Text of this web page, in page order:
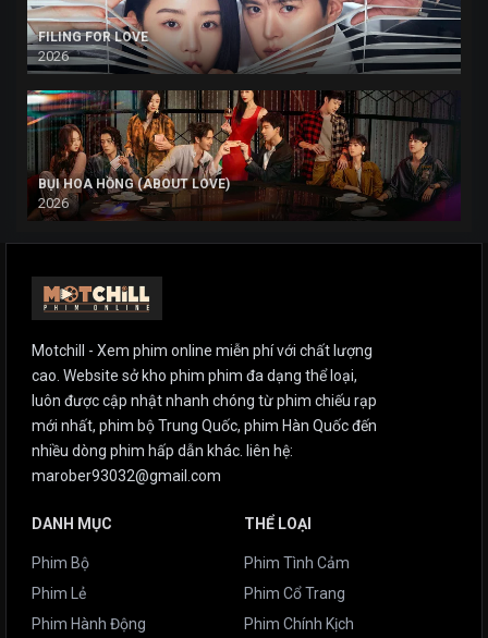
FILING FOR LOVE
2026
BỤI HOA HỒNG (ABOUT LOVE)
2026
Motchill - Xem phim online miễn phí với chất lượng
cao. Website sở kho phim phim đa dạng thể loại,
luôn được cập nhật nhanh chóng từ phim chiếu rạp
mới nhất, phim bộ Trung Quốc, phim Hàn Quốc đến
nhiều dòng phim hấp dẫn khác. liên hệ:
marober93032@gmail.com
DANH MỤC
Phim Bộ
Phim Lẻ
Phim Hành Động
THỂ LOẠI
Phim Tình Cảm
Phim Cổ Trang
Phim Chính Kịch